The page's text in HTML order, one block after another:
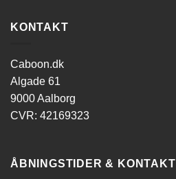
KONTAKT
Caboon.dk
Algade 61
9000 Aalborg
CVR: 42169323
ÅBNINGSTIDER & KONTAKT